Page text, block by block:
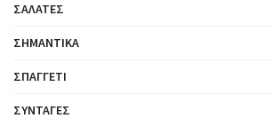
ΣΑΛΆΤΕΣ
ΣΗΜΑΝΤΙΚΆ
ΣΠΑΓΓΈΤΙ
ΣΥΝΤΑΓΈΣ